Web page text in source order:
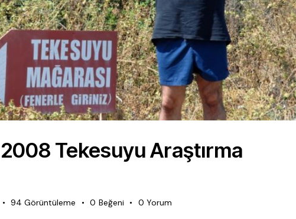
Tekesuyu Araştırma
94 Görüntüleme 0 Beğeni 0 Yorum